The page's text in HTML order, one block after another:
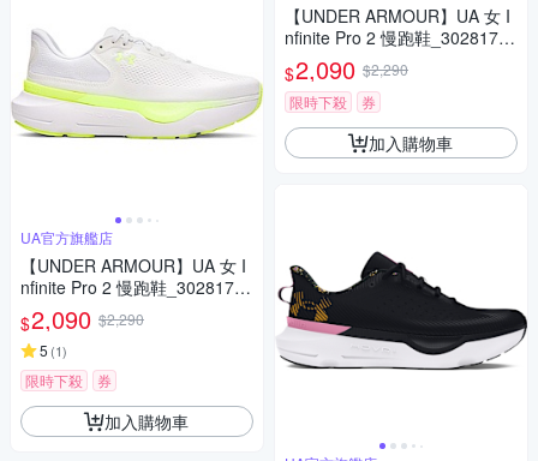
UA官方旗艦店
【UNDER ARMOUR】UA 女 I
nfinite Pro 2 慢跑鞋_3028177-
102
$2,090 $2,290
5 (1)
限時下殺 券
加入購物車
【UNDER ARMOUR】UA 女 I
nfinite Pro 2 慢跑鞋_3028177-
001
$2,090 $2,290
限時下殺
券
加入購物車